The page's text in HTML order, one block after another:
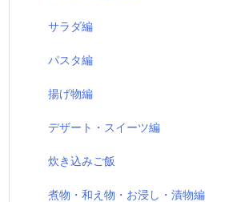
サラダ編
パスタ編
揚げ物編
デザート・スイーツ編
炊き込みご飯
煮物・和え物・お浸し・漬物編